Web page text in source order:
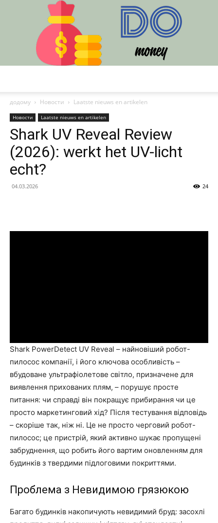
додому
Новости Laatste nieuws en artikelen
Новости Laatste nieuws en artikelen
Shark UV Reveal Review
(2026): werkt het UV-licht
echt?
04.03.2026 24
Shark PowerDetect UV Reveal – найновіший робот-
пилосос компанії, і його ключова особливість –
вбудоване ультрафіолетове світло, призначене для
виявлення прихованих плям, – порушує просте
питання: чи справді він покращує прибирання чи це
просто маркетинговий хід? Після тестування відповідь
– скоріше так, ніж ні. Це не просто черговий робот-
пилосос; це пристрій, який активно шукає пропущені
забруднення, що робить його вартим оновленням для
будинків з твердими підлоговими покриттями.
Проблема з Невидимою грязюкою
Багато будинків накопичують невидимий бруд: засохлі